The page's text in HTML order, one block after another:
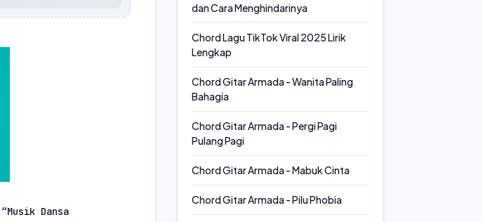
Dansa
dan Cara Menghindarinya
Chord Lagu TikTok Viral 2025 Lirik
Lengkap
Chord Gitar Armada - Wanita Paling
Bahagia
Chord Gitar Armada - Pergi Pagi
Pulang Pagi
Chord Gitar Armada - Mabuk Cinta
Chord Gitar Armada - Pilu Phobia